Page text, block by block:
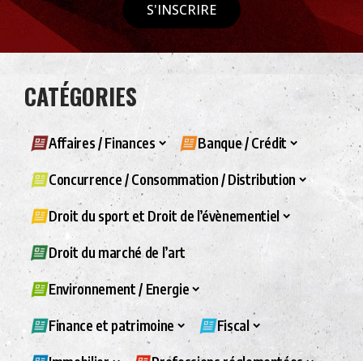
S'INSCRIRE
CATÉGORIES
Affaires / Finances Banque / Crédit
Concurrence / Consommation / Distribution
Droit du sport et Droit de l’évènementiel
Droit du marché de l’art
Environnement / Energie
Finance et patrimoine Fiscal